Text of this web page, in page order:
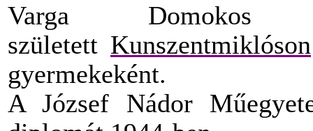
Varga
született Kunszentmiklóson
gyermekeként.
A József Nádor